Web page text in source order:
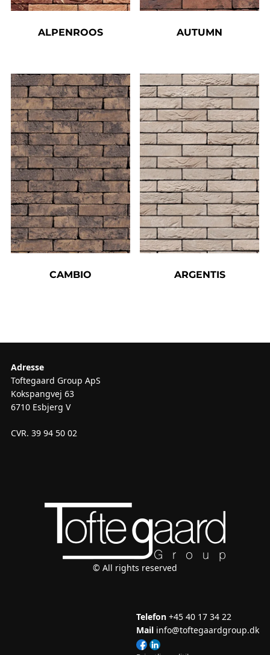
ALPENROOS AUTUMN
CAMBIO ARGENTIS
Adresse
Toftegaard Group ApS
Kokspangvej 63
6710 Esbjerg V
CVR. 39 94 50 02
© All rights reserved
Telefon +45 40 17 34 22
Mail info@toftegaardgroup.dk